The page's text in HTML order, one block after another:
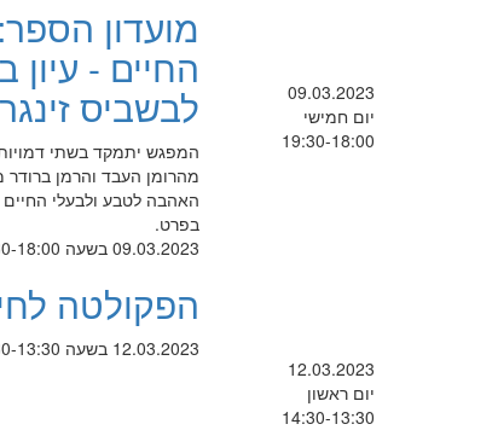
09.03.2023
יום חמישי
19:30-18:00
מועדון
החיים -
לבשביס
המפגש יתמקד בשתי
מהרומן העבד והרמן
האהבה לטבע ולבעלי החיים
בפרט.
09.03.2023 בשעה 19:30-18:00
12.03.2023
יום ראשון
14:30-13:30
הפקולטה
12.03.2023 בשעה 14:30-13:30